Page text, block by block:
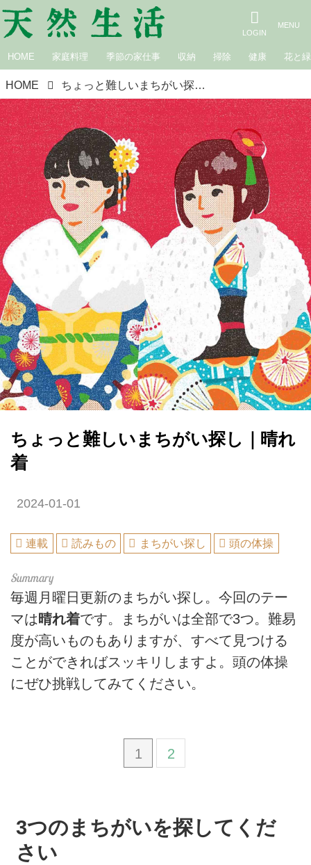
HOME 家庭料理 季節の家仕事 収納 掃除 健康 花と緑
HOME ちょっと難しいまちがい探し｜晴れ着
ちょっと難しいまちがい探し｜晴れ
着
2024-01-01
連載 読みもの まちがい探し 頭の体操
毎週月曜日更新のまちがい探し。今回のテー
マは 晴れ着です。まちがいは全部で3つ。難易
度が高いものもありますが、すべて見つける
ことができればスッキリしますよ。頭の体操
にぜひ挑戦してみてください。
1 2
3つのまちがいを探してくだ
さい